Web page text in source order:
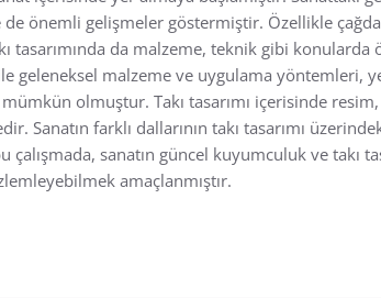
önemli gelişmeler göstermiştir. Özellikle
da malzeme, teknik gibi konularda
ile geleneksel malzeme ve uygulama yöntemleri,
olmuştur. Takı tasarımı içerisinde
Sanatın farklı dallarının takı tasarımı
sanatın güncel kuyumculuk ve takı
amaçlanmıştır.